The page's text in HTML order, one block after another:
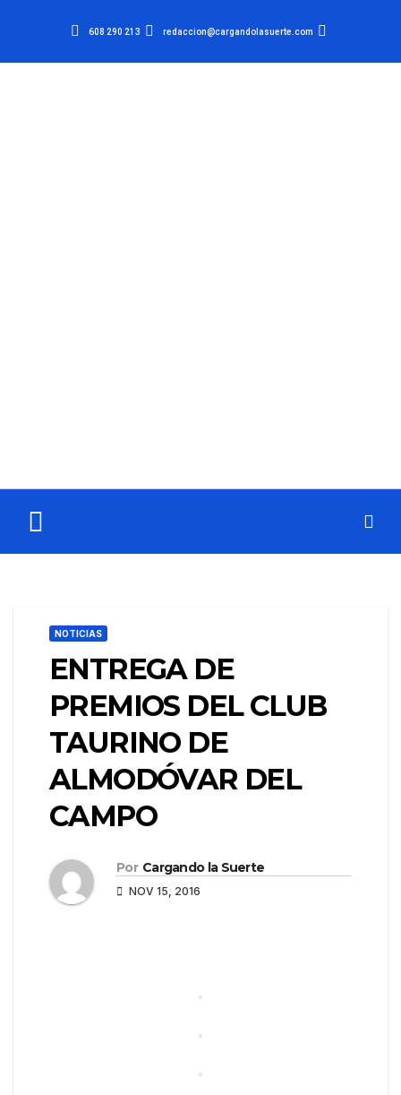
608 290 213 redaccion@cargandolasuerte.com
NOTICIAS
ENTREGA DE
PREMIOS DEL CLUB
TAURINO DE
ALMODÓVAR DEL
CAMPO
Por Cargando la Suerte
NOV 15, 2016